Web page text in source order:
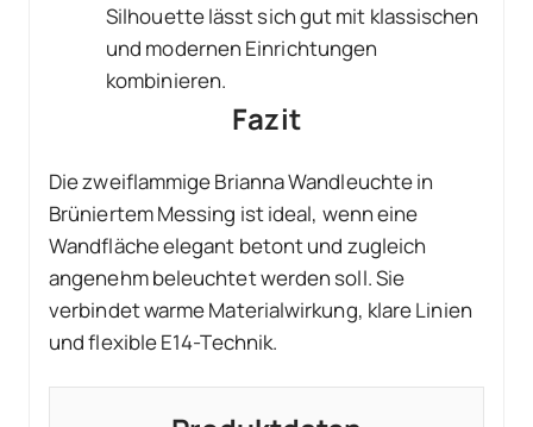
Silhouette lässt sich gut mit klassischen
und modernen Einrichtungen
kombinieren.
Fazit
Die zweiflammige Brianna Wandleuchte in
Brüniertem Messing ist ideal, wenn eine
Wandfläche elegant betont und zugleich
angenehm beleuchtet werden soll. Sie
verbindet warme Materialwirkung, klare Linien
und flexible E14-Technik.